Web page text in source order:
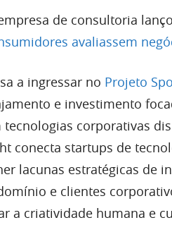
de consultoria
avaliassem
a ingressar no Projeto
e investimento
corporativas
conecta startups de
lacunas estratégicas de
e clientes
a criatividade humana e